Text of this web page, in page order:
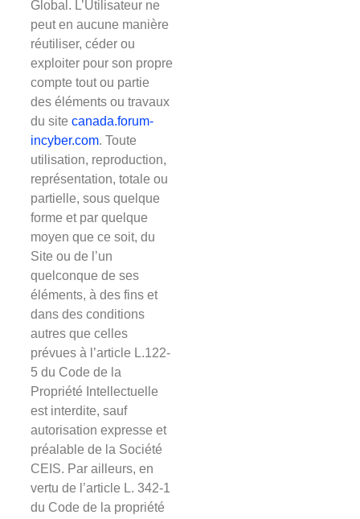
Global. L’Utilisateur ne
peut en aucune manière
réutiliser, céder ou
exploiter pour son propre
compte tout ou partie
des éléments ou travaux
du sitecanada.forum-
incyber.com. Toute
utilisation, reproduction,
représentation, totale ou
partielle, sous quelque
forme et par quelque
moyen que ce soit, du
Site ou de l’un
quelconque de ses
éléments, à des fins et
dans des conditions
autres que celles
prévues à l’article L.122-
5 du Code de la
Propriété Intellectuelle
est interdite, sauf
autorisation expresse et
préalable de la Société
CEIS. Par ailleurs, en
vertu de l’article L. 342-1
du Code de la propriété